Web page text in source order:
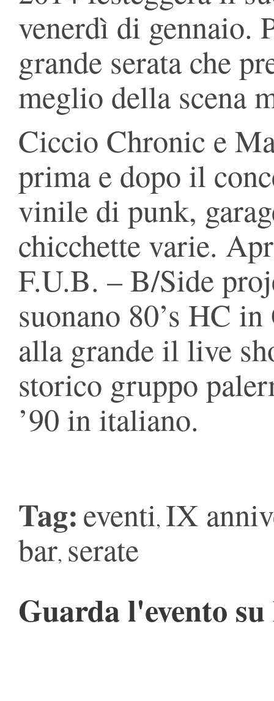
venerdì di gennaio.
grande serata che
meglio della scena
Ciccio Chronic e
prima e dopo il
vinile di punk,
chicchette varie.
F.U.B. – B/Side
suonano 80’s HC
alla grande il live
storico gruppo
’90 in italiano.
Tag:eventi, IX
bar, serate
Guarda l'evento su